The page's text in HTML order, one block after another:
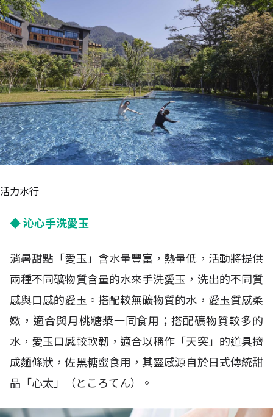
活力水行
◆ 沁心手洗愛玉
消暑甜點「愛玉」含水量豐富，熱量低，活動將提供
兩種不同礦物質含量的水來手洗愛玉，洗出的不同質
感與口感的愛玉。搭配較無礦物質的水，愛玉質感柔
嫩，適合與月桃糖漿一同食用；搭配礦物質較多的
水，愛玉口感較軟韌，適合以稱作「天突」的道具擠
成麵條狀，佐黑糖蜜食用，其靈感源自於日式傳統甜
品「心太」（ところてん）。